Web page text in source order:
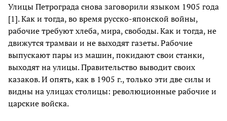
Улицы Петрограда снова заговорили языком 1905 года
[1]. Как и тогда, во время русско-японской войны,
рабочие требуют хлеба, мира, свободы. Как и тогда, не
движутся трамваи и не выходят газеты. Рабочие
выпускают пары из машин, покидают свои станки,
выходят на улицы. Правительство выводит своих
казаков. И опять, как в 1905 г., только эти две силы и
видны на улицах столицы: революционные рабочие и
царские войска.